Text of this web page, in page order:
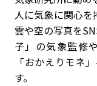
人に気象に関心を
雲や空の写真を
子」の気象監修
「おかえりモネ
す。